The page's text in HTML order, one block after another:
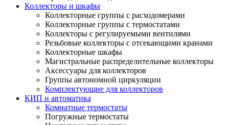
Коллекторы и шкафы
Коллекторные группы с расходомерами
Коллекторные группы с термостатами
Коллекторы с регулируемыми вентилями
Резьбовые коллекторы с отсекающими кранами
Коллекторные шкафы
Магистральные распределительные коллекторы
Аксессуары для коллекторов
Группы автономной циркуляции
Комплектующие для коллекторов
КИП и автоматика
Комнатные термостаты
Погружные термостаты